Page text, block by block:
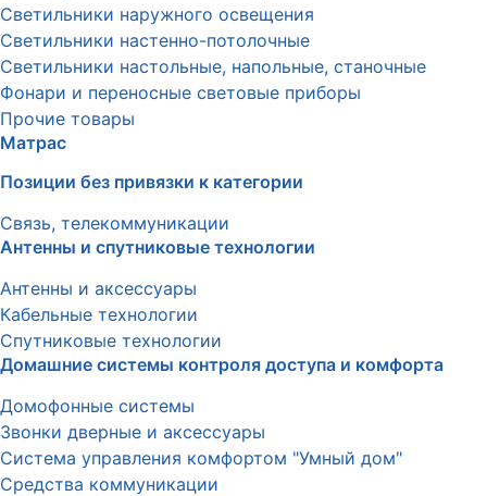
Светильники наружного освещения
Светильники настенно-потолочные
Светильники настольные, напольные, станочные
Фонари и переносные световые приборы
Прочие товары
Матрас
Позиции без привязки к категории
Связь, телекоммуникации
Антенны и спутниковые технологии
Антенны и аксессуары
Кабельные технологии
Спутниковые технологии
Домашние системы контроля доступа и комфорта
Домофонные системы
Звонки дверные и аксессуары
Система управления комфортом "Умный дом"
Средства коммуникации